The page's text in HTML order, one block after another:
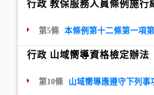
行政 教保服務人員條例施行
第5條 本條例第十二條第一項
行政 山域嚮導資格檢定辦法
第10條 山域嚮導應遵守下列